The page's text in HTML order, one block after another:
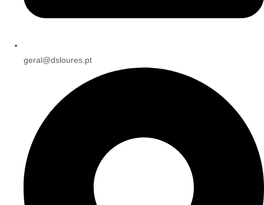
geral@dsloures.pt